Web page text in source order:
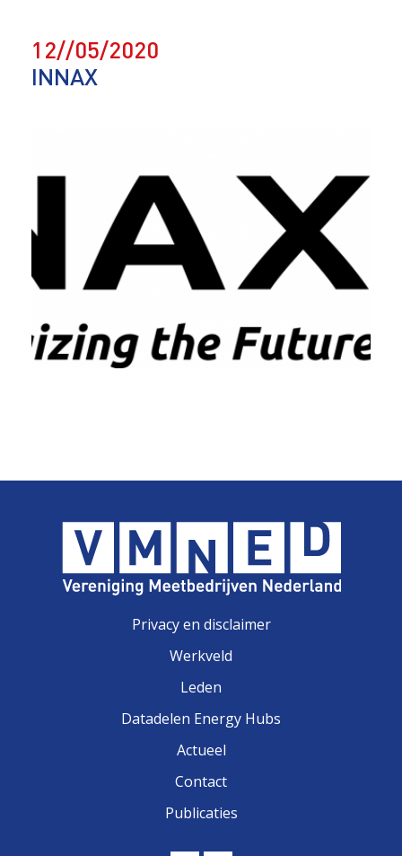
12//05/2020
INNAX
Privacy en disclaimer
Werkveld
Leden
Datadelen Energy Hubs
Actueel
Contact
Publicaties